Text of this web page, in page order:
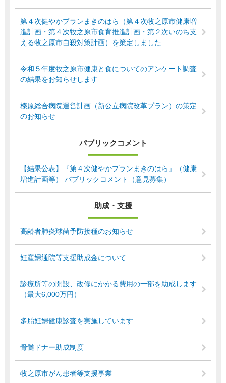
第４次健やかプランまきのはら（第４次牧之原市健康増
進計画・第４次牧之原市食育推進計画・第２次いのち支
える牧之原市自殺対策計画）を策定しました
令和５年度牧之原市健康と食についてのアンケート調査
の結果をお知らせします
榛原総合病院運営計画（新公立病院改革プラン）の策定
のお知らせ
パブリックコメント
【結果公表】『第４次健やかプランまきのはら』（健康
増進計画等） パブリックコメント（意見募集）
助成・支援
高齢者肺炎球菌予防接種のお知らせ
妊産婦通院等支援助成金について
診療所等の開設、改修にかかる費用の一部を助成します
（最大6,000万円）
多胎妊婦健康診査を実施しています
骨髄ドナー助成制度
牧之原市がん患者等支援事業